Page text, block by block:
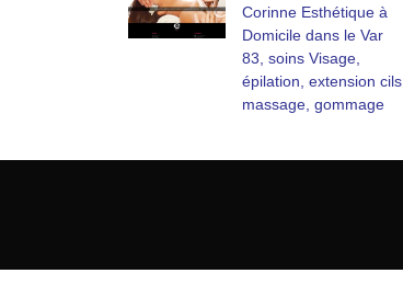
Corinne Esthétique à
Domicile dans le Var
83, soins Visage,
épilation, extension cils,
massage, gommage